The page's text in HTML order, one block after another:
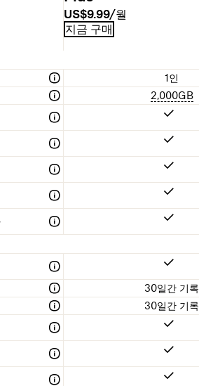
US$9.99/월
지금 구매
1인
2,000GB
30일간 기록
30일간 기록